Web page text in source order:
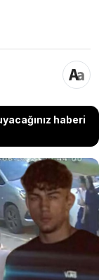
haberi
kaybeden 15
şüphelisi 18
Demir’in
gerekçesiyle
Demir’in